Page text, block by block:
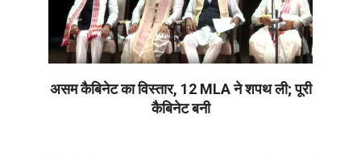
असम कैबिनेट का विस्तार, 12 MLA ने शपथ ली; पूरी
कैबिनेट बनी